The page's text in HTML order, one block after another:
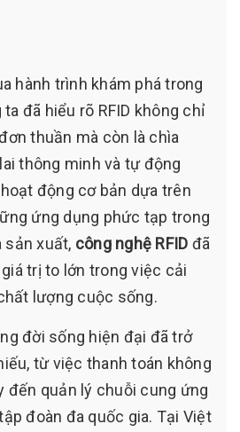
hành trình khám phá trong
đã hiểu rõ RFID không chỉ
thuần mà còn là chìa
thông minh và tự động
động cơ bản dựa trên
ứng dụng phức tạp trong
sản xuất, công nghệ RFID đã
trị to lớn trong việc cải
lượng cuộc sống.
đời sống hiện đại đã trở
từ việc thanh toán không
đến quản lý chuỗi cung ứng
đoàn đa quốc gia. Tại Việt